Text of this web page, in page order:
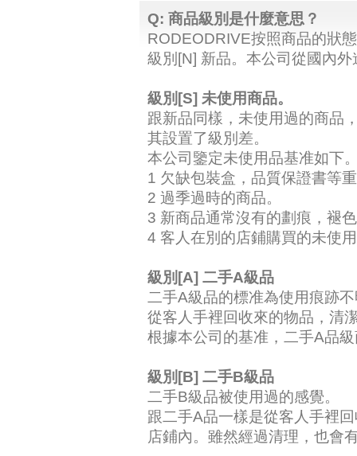
Q: 商品級別是什麼意思？
RODEODRIVE按照商品的狀
級別[N] 新品。本公司從國內
級別[S] 未使用商品。
跟新品同樣，未使用過的商品
其設置了級別差。
本公司鑒定未使用品基准如下
1 欠缺包裝盒，品質保證書等
2 過季過時的商品。
3 新商品通常沒有的劃痕，褪
4 客人在別的店鋪購買的未使
級別[A] 二手A級品
二手A級品的標准為使用痕跡
從客人手裡回收來的物品，清
根據本公司的基准，二手A品
級別[B] 二手B級品
二手B級品被使用過的感覺。
跟二手A品一樣是從客人手裡
店鋪內。雖然經過清理，也會